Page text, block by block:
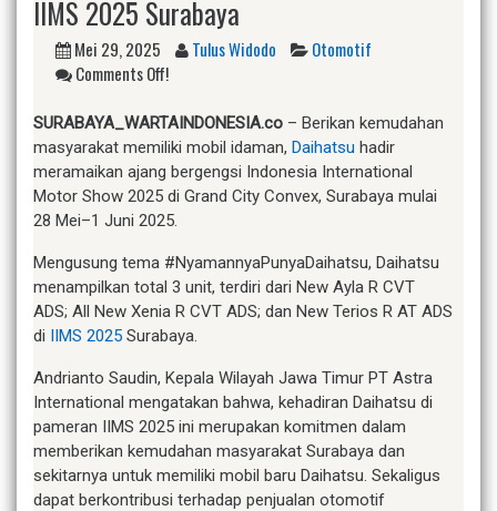
IIMS 2025 Surabaya
Mei 29, 2025 Tulus Widodo
Otomotif
Comments Off!
SURABAYA_WARTAINDONESIA.co – Berikan kemudahan
masyarakat memiliki mobil idaman, Daihatsu hadir
meramaikan ajang bergengsi Indonesia International
Motor Show 2025 di Grand City Convex, Surabaya mulai
28 Mei–1 Juni 2025.
Mengusung tema #NyamannyaPunyaDaihatsu, Daihatsu
menampilkan total 3 unit, terdiri dari New Ayla R CVT
ADS; All New Xenia R CVT ADS; dan New Terios R AT ADS
di IIMS 2025 Surabaya.
Andrianto Saudin, Kepala Wilayah Jawa Timur PT Astra
International mengatakan bahwa, kehadiran Daihatsu di
pameran IIMS 2025 ini merupakan komitmen dalam
memberikan kemudahan masyarakat Surabaya dan
sekitarnya untuk memiliki mobil baru Daihatsu. Sekaligus
dapat berkontribusi terhadap penjualan otomotif